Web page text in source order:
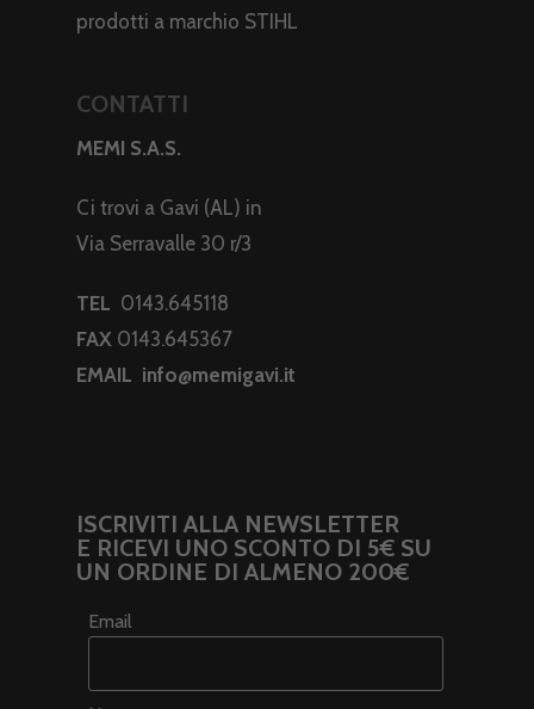
prodotti a marchio STIHL
CONTATTI
MEMI S.A.S.
Ci trovi a Gavi (AL) in
Via Serravalle 30 r/3
TEL 0143.645118
FAX 0143.645367
EMAIL info@memigavi.it
ISCRIVITI ALLA NEWSLETTER
E RICEVI UNO SCONTO DI 5€ SU
UN ORDINE DI ALMENO 200€
Email